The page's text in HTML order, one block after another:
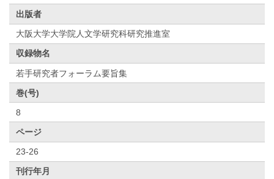
出版者
大阪大学大学院人文学研究科研究推進室
収録物名
若手研究者フォーラム要旨集
巻(号)
8
ページ
23-26
刊行年月